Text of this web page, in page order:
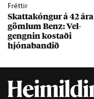
Fréttir
Skattakóng­ur á 42 ára
göml­um Benz: Vel­
gengn­in kostaði
hjóna­band­ið